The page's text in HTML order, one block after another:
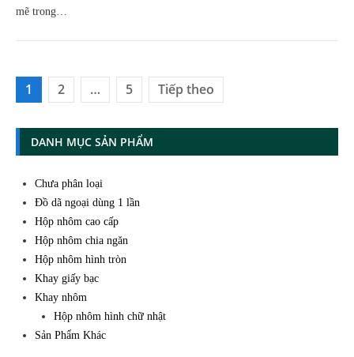
mẽ trong…
Phân
bài
1 2 … 5 Tiếp theo
DANH MỤC SẢN PHẨM
Chưa phân loại
Đồ dã ngoại dùng 1 lần
Hộp nhôm cao cấp
Hộp nhôm chia ngăn
Hộp nhôm hình tròn
Khay giấy bạc
Khay nhôm
Hộp nhôm hình chữ nhật
Sản Phẩm Khác